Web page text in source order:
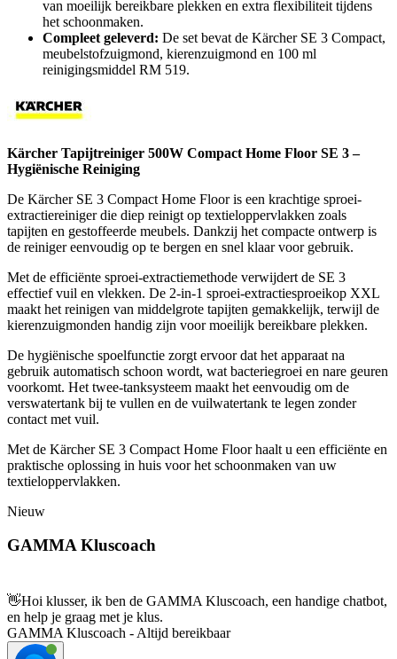
van moeilijk bereikbare plekken en extra flexibiliteit tijdens
het schoonmaken.
Compleet geleverd: De set bevat de Kärcher SE 3 Compact,
meubelstofzuigmond, kierenzuigmond en 100 ml
reinigingsmiddel RM 519.
Kärcher Tapijtreiniger 500W Compact Home Floor SE 3 –
Hygiënische Reiniging
De Kärcher SE 3 Compact Home Floor is een krachtige sproei-
extractiereiniger die diep reinigt op textieloppervlakken zoals
tapijten en gestoffeerde meubels. Dankzij het compacte ontwerp is
de reiniger eenvoudig op te bergen en snel klaar voor gebruik.
Met de efficiënte sproei-extractiemethode verwijdert de SE 3
effectief vuil en vlekken. De 2-in-1 sproei-extractiesproeikop XXL
maakt het reinigen van middelgrote tapijten gemakkelijk, terwijl de
kierenzuigmonden handig zijn voor moeilijk bereikbare plekken.
De hygiënische spoelfunctie zorgt ervoor dat het apparaat na
gebruik automatisch schoon wordt, wat bacteriegroei en nare geuren
voorkomt. Het twee-tanksysteem maakt het eenvoudig om de
verswatertank bij te vullen en de vuilwatertank te legen zonder
contact met vuil.
Met de Kärcher SE 3 Compact Home Floor haalt u een efficiënte en
praktische oplossing in huis voor het schoonmaken van uw
textieloppervlakken.
Nieuw
GAMMA Kluscoach
👋Hoi klusser, ik ben de GAMMA Kluscoach, een handige chatbot,
en help je graag met je klus.
GAMMA Kluscoach - Altijd bereikbaar